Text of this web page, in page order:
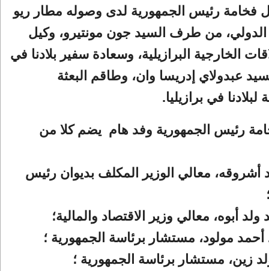
فخامة رئيس الجمهورية لدى وصوله مطار ريو
الدولي، من طرف السيد جون مونتيرو، وكيل
الخارجية البرازيلية، وسعادة سفير بلادنا في
عبدولاي إدريسا وان، وطاقم البعثة
لبلادنا في برازيليا.
رئيس الجمهورية وفد هام يضم كلا من
أشروقه، معالي الوزير المكلف بديوان رئيس
أبوه، معالي وزير الاقتصاد والمالية؛
أحمد مولود، مستشار برئاسة الجمهورية ؛
زين، مستشار برئاسة الجمهورية ؛